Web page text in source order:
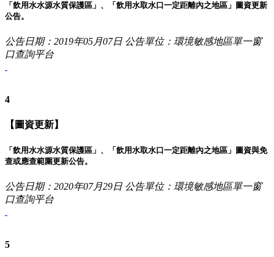
「飲用水水源水質保護區」、「飲用水取水口一定距離內之地區」圖資更新
公告。
公告日期：2019年05月07日 公告單位：環境敏感地區單一窗
口查詢平台
4
【圖資更新】
「飲用水水源水質保護區」、「飲用水取水口一定距離內之地區」圖資與免
查或應查範圍更新公告。
公告日期：2020年07月29日 公告單位：環境敏感地區單一窗
口查詢平台
5